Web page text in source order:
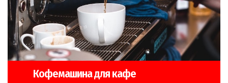
Кофемашина для кафе